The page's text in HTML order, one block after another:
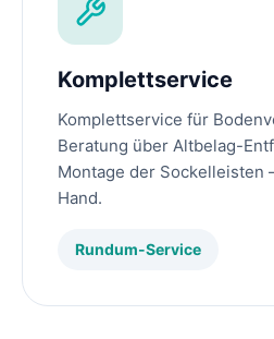
Komplettservice
Komplettservice für
Beratung über Altbelag-
Montage der Sockelleisten
Hand.
Rundum-Service